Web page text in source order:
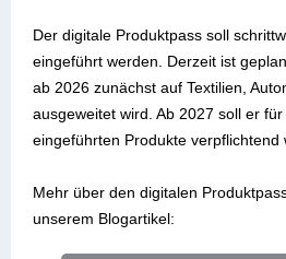
Der digitale Produktpass soll
eingeführt werden. Derzeit ist
ab 2026 zunächst auf Textilien,
ausgeweitet wird. Ab 2027 soll er
eingeführten Produkte verpflichtend
Mehr über den digitalen
unserem Blogartikel: